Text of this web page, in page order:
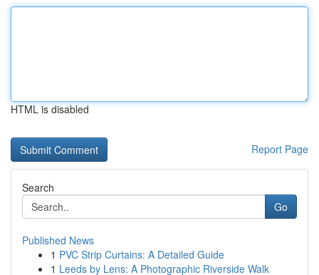
HTML is disabled
Report Page
Search
Go
Published News
1 PVC Strip Curtains: A Detailed Guide
1 Leeds by Lens: A Photographic Riverside Walk